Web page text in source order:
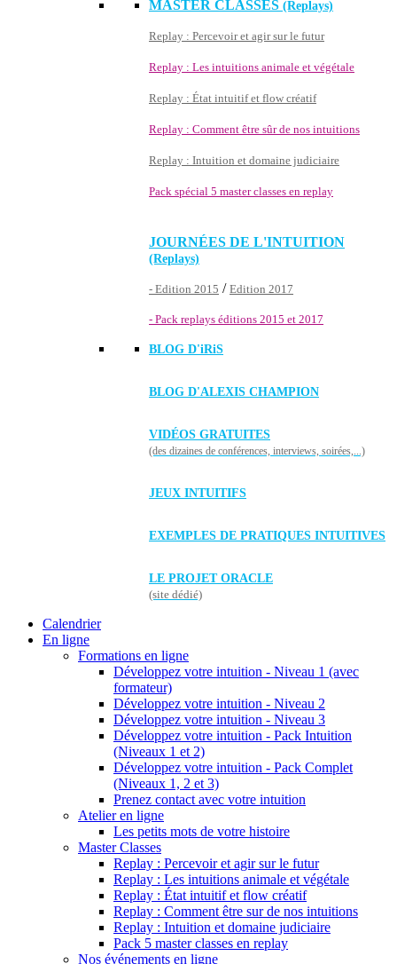
MASTER CLASSES (Replays)
Replay : Percevoir et agir sur le futur
Replay : Les intuitions animale et végétale
Replay : État intuitif et flow créatif
Replay : Comment être sûr de nos intuitions
Replay : Intuition et domaine judiciaire
Pack spécial 5 master classes en replay
JOURNÉES DE L'INTUITION
(Replays)
- Edition 2015 / Edition 2017
- Pack replays éditions 2015 et 2017
BLOG D'iRiS
BLOG D'ALEXIS CHAMPION
VIDÉOS GRATUITES
(des dizaines de conférences, interviews, soirées,...)
JEUX INTUITIFS
EXEMPLES DE PRATIQUES INTUITIVES
LE PROJET ORACLE
(site dédié)
Calendrier
En ligne
Formations en ligne
Développez votre intuition - Niveau 1 (avec
formateur)
Développez votre intuition - Niveau 2
Développez votre intuition - Niveau 3
Développez votre intuition - Pack Intuition
(Niveaux 1 et 2)
Développez votre intuition - Pack Complet
(Niveaux 1, 2 et 3)
Prenez contact avec votre intuition
Atelier en ligne
Les petits mots de votre histoire
Master Classes
Replay : Percevoir et agir sur le futur
Replay : Les intuitions animale et végétale
Replay : État intuitif et flow créatif
Replay : Comment être sur de nos intuitions
Replay : Intuition et domaine judiciaire
Pack 5 master classes en replay
Nos événements en ligne